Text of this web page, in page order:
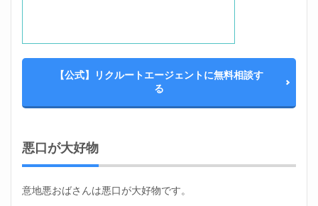
【公式】リクルートエージェントに無料相談す
る
悪口が大好物
意地悪おばさんは悪口が大好物です。